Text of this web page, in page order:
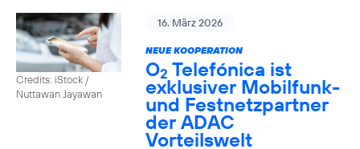
Credits: iStock /
Nuttawan Jayawan
16. März 2026
NEUE KOOPERATION
O2 Telefónica ist
exklusiver Mobilfunk-
und Festnetzpartner
der ADAC
Vorteilswelt